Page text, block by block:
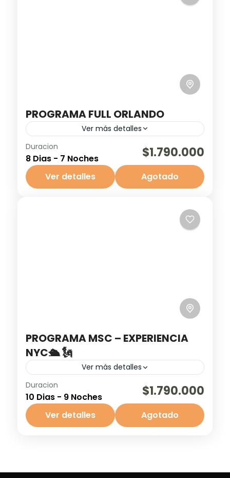
PROGRAMA FULL ORLANDO
Ver más detalles
Disfruta una experiencia inolvidable en
Orlando con nuestro Programa Full
Orlando, que incluye vuelos ida y vuelta
desde Santiago, 7 noches de alojamiento
Duracion
8 Dias - 7 Noches $1.790.000
Ver detalles Agotado
PROGRAMA MSC – EXPERIENCIA
NYC🛳️ 🗽
Ver más detalles
¡Vive la experiencia NYC MSC y disfruta 10
días inolvidables entre Nueva York 🗽 y el
Caribe! El paquete incluye vuelos ida y
vuelta ✈️,...
Duracion
10 Dias - 9 Noches $1.790.000
Ver detalles Agotado